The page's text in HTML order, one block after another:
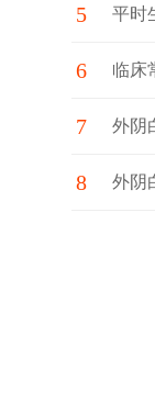
5 平时
6 临床
些？
7 外阴
8 外阴